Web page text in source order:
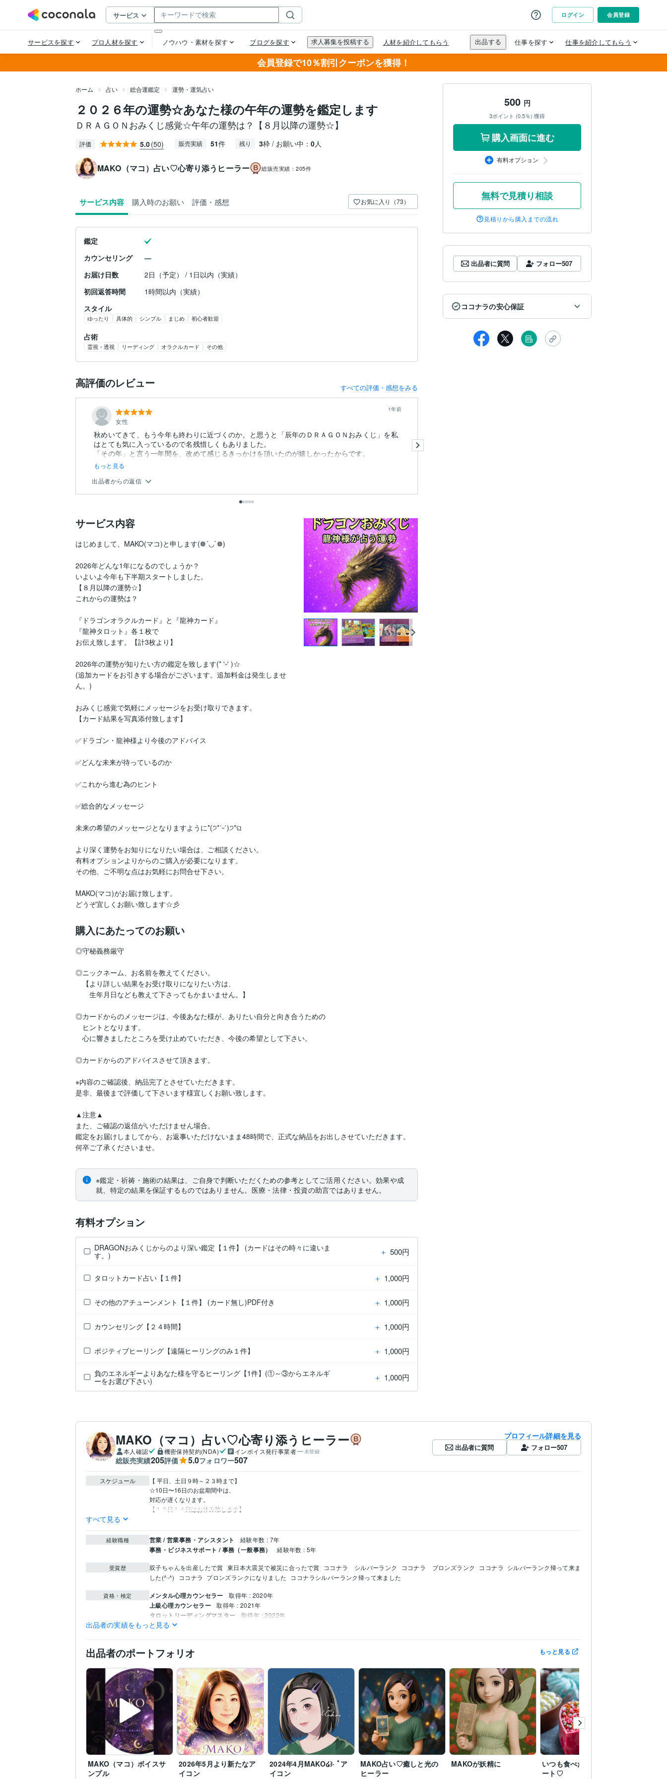
会員登録で10％割引クーポンを獲得！
ホーム 占い 総合運鑑定 運勢・運気占い
２０２６年の運勢☆あなた様の午年の運勢を鑑定します
ＤＲＡＧＯＮおみくじ感覚☆午年の運勢は？【８月以降の運勢☆】
評価 5.0(50) 販売実績 51件 残り 3枠 / お願い中： 0人
MAKO（マコ）占い♡心寄り添うヒーラー 総販売実績： 205件
サービス内容 購入時のお願い 評価・感想 お気に入り（73）
鑑定
カウンセリング
お届け日数
2日（予定） / 1日以内（実績）
初回返答時間
1時間以内（実績）
スタイル
ゆったり 具体的 シンプル まじめ 初心者歓迎
占術
霊視・透視 リーディング オラクルカード その他
高評価のレビュー すべての評価・感想をみる
女性
1年前
秋めいてきて、もう今年も終わりに近づくのか。と思うと「辰年のＤＲＡＧＯＮおみくじ」を私
はとても気に入っているので名残惜しくもありました。
「その年」と言う一年間を、改めて感じるきっかけを頂いたのが嬉しかったからです。
カードのメッセージに今後進めて行きたい方...
もっと見る
出品者からの返信
サービス内容
はじめまして、MAKO(マコ)と申します(❁´◡`❁)
2026年どんな1年になるのでしょうか？
いよいよ今年も下半期スタートしました。
【８月以降の運勢☆】
これからの運勢は？
『ドラゴンオラクルカード』と『龍神カード』
『龍神タロット』各１枚で
お伝え致します。【計3枚より】
2026年の運勢が知りたい方の鑑定を致します(* 'ᵕ' )☆
(追加カードをお引きする場合がございます。追加料金は発生しませ
ん。)
おみくじ感覚で気軽にメッセージをお受け取りできます。
【カード結果を写真添付致します】
✅ドラゴン・龍神様より今後のアドバイス
✅どんな未来が待っているのか
✅これから進む為のヒント
✅総合的なメッセージ
未来の希望のメッセージとなりますように*(੭*ˊᵕˋ)੭*ଘ
より深く運勢をお知りになりたい場合は、ご相談ください。
有料オプションよりからのご購入が必要になります。
その他、ご不明な点はお気軽にお問合せ下さい。
MAKO(マコ)がお届け致します。
どうぞ宜しくお願い致します☆彡
購入にあたってのお願い
◎守秘義務厳守
◎ニックネーム、お名前を教えてください。
【より詳しい結果をお受け取りになりたい方は、
生年月日なども教えて下さってもかまいません。】
◎カードからのメッセージは、今後あなた様が、ありたい自分と向き合うための
ヒントとなります。
心に響きましたところを受け止めていただき、今後の希望として下さい。
◎カードからのアドバイスさせて頂きます。
※内容のご確認後、納品完了とさせていただきます。
是非、最後まで評価して下さいます様宜しくお願い致します。
▲注意▲
また、ご確認の返信がいただけません場合。
鑑定をお届けしましてから、お返事いただけないまま48時間で、正式な納品をお出しさせていただきます。
何卒ご了承くださいませ。
※鑑定・祈祷・施術の結果は、ご自身で判断いただくための参考としてご活用ください。効果や成
就、特定の結果を保証するものではありません。医療・法律・投資の助言ではありません。
有料オプション
DRAGONおみくじからのより深い鑑定【１件】 (カードはその時々に違いま
す。)
＋ 500円
タロットカード占い【１件】 ＋ 1,000円
その他のアチューンメント【１件】 (カード無し)PDF付き ＋ 1,000円
カウンセリング【２４時間】 ＋ 1,000円
ポジティブヒーリング【遠隔ヒーリングのみ１件】 ＋ 1,000円
負のエネルギーよりあなた様を守るヒーリング【1件】(①～③からエネルギ
ーをお選び下さい)
＋ 1,000円
500 円
3ポイント (0.5％) 獲得
購入画面に進む
有料オプション
無料で見積り相談
見積りから購入までの流れ
出品者に質問 フォロー507
ココナラの安心保証
MAKO（マコ）占い♡心寄り添うヒーラー
本人確認 機密保持契約(NDA) インボイス発行事業者 未登録
総販売実績205評価 5.0フォロワー507
プロフィール詳細を見る
出品者に質問 フォロー507
スケジュール
【 平日、土日９時～２３時まで】
☆10日〜16日のお盆期間中は、
対応が遅くなります。
【１３日１４日はお休み致します】
すべて見る
経験職種 営業 / 営業事務・アシスタント 経験年数 : 7年
事務・ビジネスサポート / 事務（一般事務） 経験年数 : 5年
受賞歴 双子ちゃんを出産したで賞 東日本大震災で被災に合ったで賞 ココナラ　シルバーランク ココナラ　ブロンズランク
ココナラ  シルバーランク帰って来ま
した(^-^)
ココナラ  ブロンズランクになりました ココナラシルバーランク帰って来ました
資格・検定 メンタル心理カウンセラー 取得年 : 2020年
上級心理カウンセラー 取得年 : 2021年
タロットリーディングマスター 取得年 : 2022年
エネルギーワーク【２０２３．５月開始】:2年
得意分野 悩み相談・カウンセリング
カウンセリング 子育て 不登校 恋愛 人間関係 話し相手 お悩み相談 心のお悩み 双子育児
占い タロット・オラクルカード占い エネルギーワーク ハンドメイド
オラクルカード 恋愛占い 悩み占い ヒーリング アチューンメント 前世占い 守護霊占い 運勢 タロットカード インナーチャイルド
出品者の実績をもっと見る
出品者のポートフォリオ もっと見る
MAKO（マコ）ボイスサ
ンプル
2026年5月より新たなア
イコン
2024年4月MAKO໒꒱· ﾟア
イコン
MAKO占い♡癒しと光の
ヒーラー
MAKOが妖精に
いつも食べたいチョコレ
ート♡